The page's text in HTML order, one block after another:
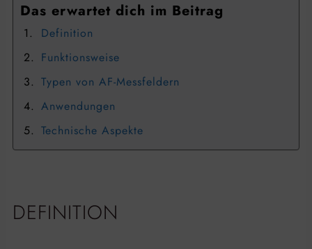
Das erwartet dich im Beitrag
Definition
Funktionsweise
Typen von AF-Messfeldern
Anwendungen
Technische Aspekte
DEFINITION